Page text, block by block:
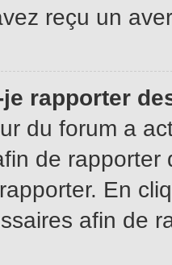
reçu un
rapporter
du forum a
de
En
afin de